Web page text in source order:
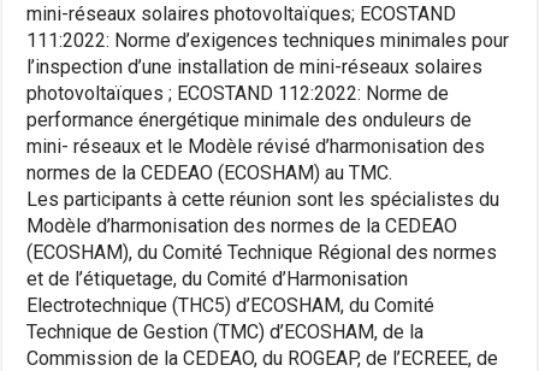
mini-réseaux solaires photovoltaïques; ECOSTAND
111:2022: Norme d’exigences techniques minimales pour
l’inspection d’une installation de mini-réseaux solaires
photovoltaïques ; ECOSTAND 112:2022: Norme de
performance énergétique minimale des onduleurs de
mini- réseaux et le Modèle révisé d’harmonisation des
normes de la CEDEAO (ECOSHAM) au TMC.
Les participants à cette réunion sont les spécialistes du
Modèle d’harmonisation des normes de la CEDEAO
(ECOSHAM), du Comité Technique Régional des normes
et de l’étiquetage, du Comité d’Harmonisation
Electrotechnique (THC5) d’ECOSHAM, du Comité
Technique de Gestion (TMC) d’ECOSHAM, de la
Commission de la CEDEAO, du ROGEAP, de l’ECREEE, de